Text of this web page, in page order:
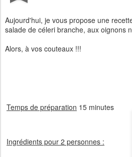
Aujourd'hui, je vous propose une
salade de céleri branche, aux oignons
Alors, à vos couteaux !!!
Temps de préparation 15 minutes
Ingrédients pour 2 personnes :